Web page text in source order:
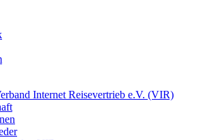
Internet Reisevertrieb e.V. (VIR)